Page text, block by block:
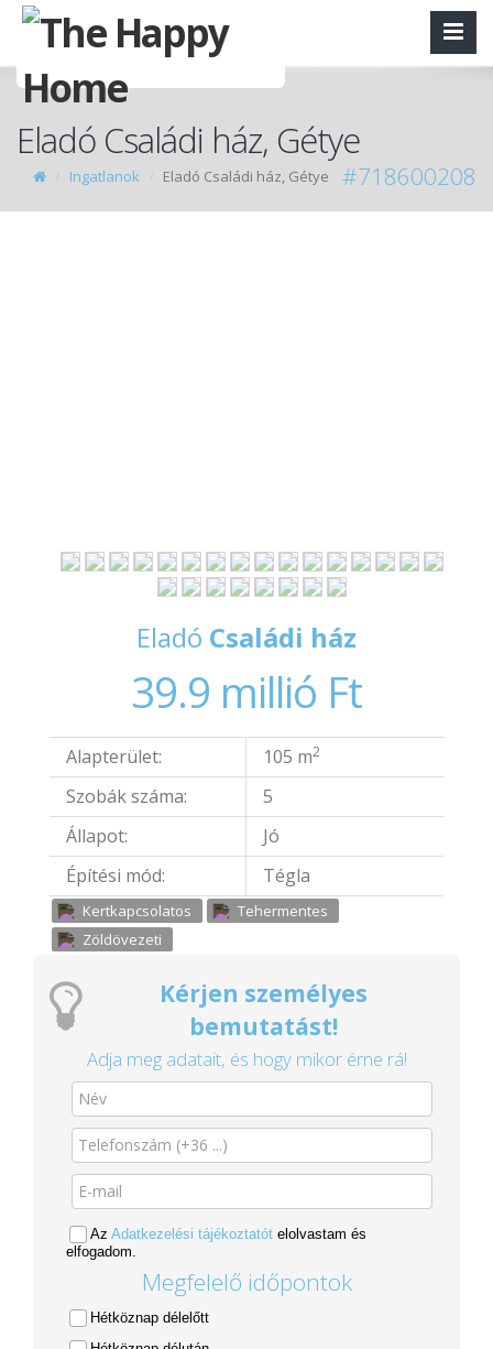
Eladó Családi ház, Gétye
Ingatlanok Eladó Családi ház, Gétye #718600208
Eladó Családi ház
39.9 millió Ft
Alapterület: 105 m2
Szobák száma:
5
Állapot:
Jó
Építési mód:
Tégla
Kertkapcsolatos
Tehermentes
Zöldövezeti
Kérjen személyes
bemutatást!
Adja meg adatait, és hogy mikor érne rá!
Az Adatkezelési tájékoztatót elolvastam és
elfogadom.
Megfelelő időpontok
Hétköznap délelőtt